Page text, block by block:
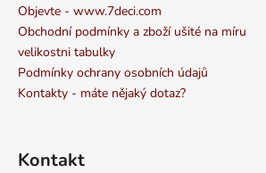
Objevte - www.7deci.com
Obchodní podmínky a zboží ušité na míru
velikostni tabulky
Podmínky ochrany osobních údajů
Kontakty - máte nějaký dotaz?
Kontakt